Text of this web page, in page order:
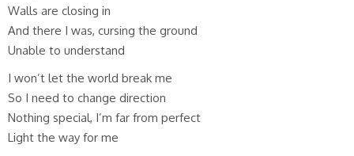
Walls are closing in
And there I was, cursing the ground
Unable to understand
I won’t let the world break me
So I need to change direction
Nothing special, I’m far from perfect
Light the way for me